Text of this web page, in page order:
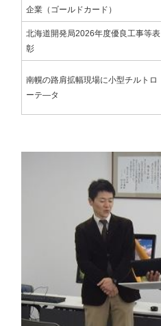
企業（ゴールドカード）
北海道開発局2026年度優良工事等表
彰
南幌の路肩拡幅現場に小型チルトロ
ーテ―タ